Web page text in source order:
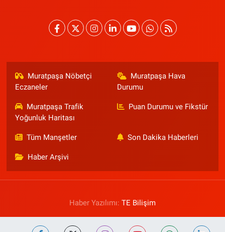
Muratpaşa Nöbetçi
Eczaneler
Muratpaşa Hava
Durumu
Muratpaşa Trafik
Yoğunluk Haritası
Puan Durumu ve Fikstür
Tüm Manşetler Son Dakika Haberleri
Haber Arşivi
Haber Yazılımı: TE Bilişim